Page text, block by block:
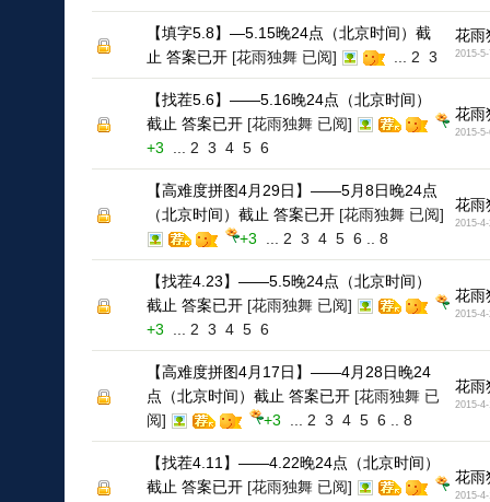
【填字5.8】—5.15晚24点（北京时间）截
止 答案已开 [花雨独舞 已阅] 2 3
花雨
2015-5-
【找茬5.6】——5.16晚24点（北京时间）
截止 答案已开 [花雨独舞 已阅]
+3
2 3 4 5 6
花雨
2015-5-
【高难度拼图4月29日】——5月8日晚24点
（北京时间）截止 答案已开 [花雨独舞 已阅]
+3
2 3 4 5 6 8
花雨
2015-
【找茬4.23】——5.5晚24点（北京时间）
截止 答案已开 [花雨独舞 已阅]
+3
2 3 4 5 6
花雨
2015-
【高难度拼图4月17日】——4月28日晚24
点（北京时间）截止 答案已开 [花雨独舞 已
阅]
+3 2 3 4 5 6 8
花雨
2015-
【找茬4.11】——4.22晚24点（北京时间）
截止 答案已开 [花雨独舞 已阅]
花雨
2015-4-